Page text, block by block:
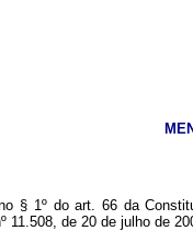
§ 1º do art. 66 da
11.508, de 20 de julho de